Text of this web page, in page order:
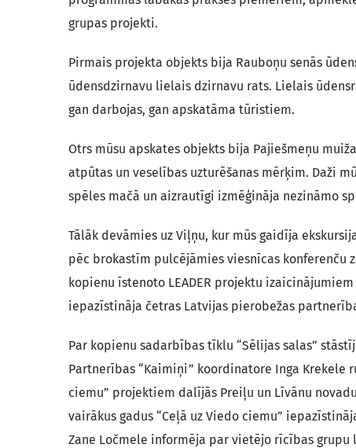
grupas projekti.
Pirmais projekta objekts bija Rauboņu senās
ūdensdzirnavu lielais dzirnavu rats. Lielais
gan darbojas, gan apskatāma tūristiem.
Otrs mūsu apskates objekts bija Pajiešmeņu
atpūtas un veselības uzturēšanas mērķim. Daži
spēles mačā un aizrautīgi izmēģināja nezināmo
Tālāk devāmies uz Viļņu, kur mūs gaidīja
pēc brokastīm pulcējāmies viesnīcas konferenču
kopienu īstenoto LEADER projektu
iepazīstināja četras Latvijas pierobežas
Par kopienu sadarbības tīklu “Sēlijas salas”
Partnerības “Kaimiņi” koordinatore Inga Krekele
ciemu” projektiem dalījās Preiļu un Līvānu
vairākus gadus “Ceļā uz Viedo ciemu”
Zane Ločmele informēja par vietējo rīcības